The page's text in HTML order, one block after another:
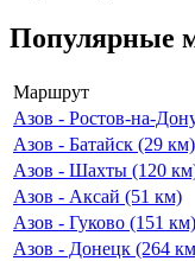
Популярные
Маршрут
Азов - Ростов-на-
Азов - Батайск (29 км)
Азов - Шахты (120
Азов - Аксай (51 км)
Азов - Гуково (151 км)
Азов - Донецк (264